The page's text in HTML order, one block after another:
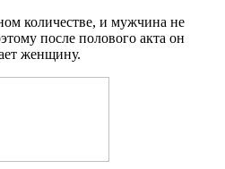
количестве, и мужчина не
после полового акта он
женщину.